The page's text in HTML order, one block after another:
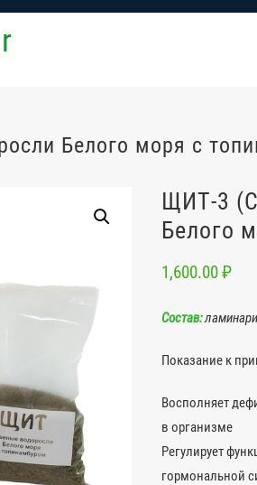
Белого моря с
ЩИТ-3
Белого
1,600.00₽
Состав:
Показание к
Восполняет
в организме
Регулирует
гормональной